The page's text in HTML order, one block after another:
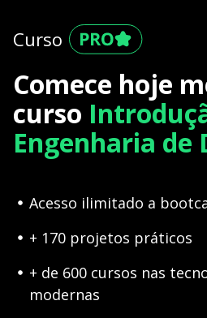
Curso
Comece hoje
curso
Engenharia de
Acesso ilimitado a
+ 170 projetos práticos
+ de 600 cursos nas
modernas